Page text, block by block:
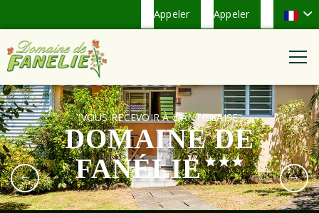
Appeler
Appeler
"VOUS RECEVOIR À L'ANTILLAISE"
DOMAINE DE
FANÉLIE